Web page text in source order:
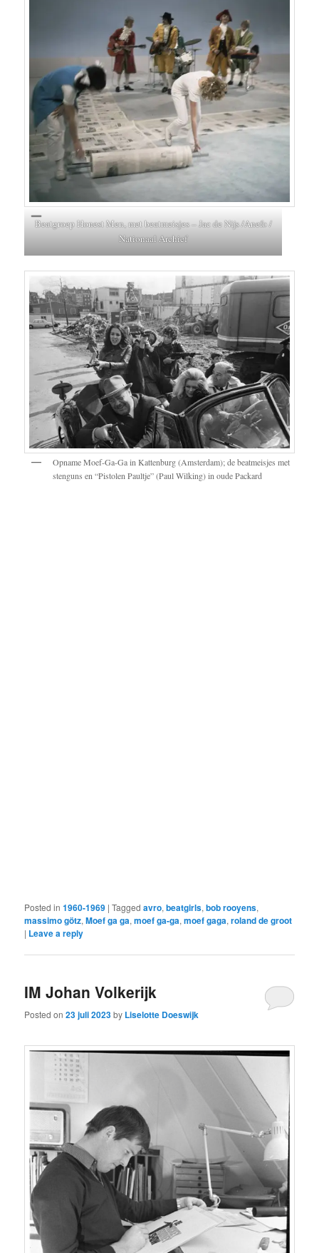
Beatgroep Honest Men, met beatmeisjes – Jac de Nijs /Anefo /
Nationaal Archief
Opname Moef-Ga-Ga in Kattenburg (Amsterdam); de beatmeisjes met
stenguns en “Pistolen Paultje” (Paul Wilking) in oude Packard
Posted in 1960-1969 |Tagged avro,beatgirls,bob rooyens,
massimo götz,Moef ga ga,moef ga-ga,moef gaga,roland de groot
| Leave a reply
IM Johan Volkerijk
Posted on23 juli 2023by Liselotte Doeswijk